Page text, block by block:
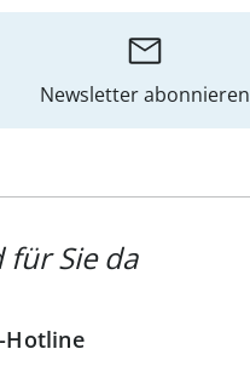
Newsletter abonnieren
für Sie da
Hotline